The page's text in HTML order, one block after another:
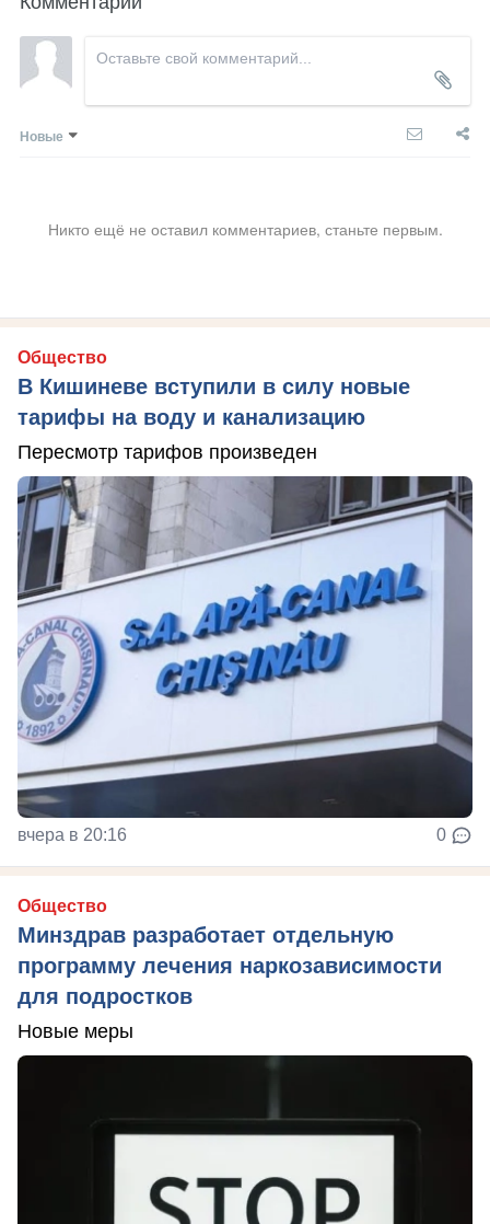
Новые
Никто ещё не оставил комментариев, станьте первым.
Общество
В Кишиневе вступили в силу новые
тарифы на воду и канализацию
Пересмотр тарифов произведен
вчера в 20:16 0
Общество
Минздрав разработает отдельную
программу лечения наркозависимости
для подростков
Новые меры